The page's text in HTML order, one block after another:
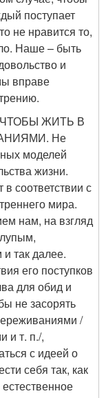
поступает
не нравится то,
Наше – быть
и
вправе
ЖИТЬ В
Не
моделей
жизни.
соответствии с
мира.
нам, на взгляд
так далее.
его поступков
для обид и
не засорять
/
и т. п./,
с идеей о
себя так, как